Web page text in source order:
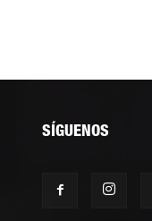
SÍGUENOS